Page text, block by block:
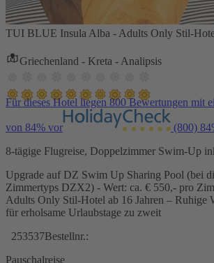
TUI BLUE Insula Alba - Adults Only Stil-
Griechenland - Kreta - Analipsis
Für dieses Hotel liegen 800 Bewertungen mit
von 84% vor (800)
8-tägige Flugreise, Doppelzimmer Swim-Up
Upgrade auf DZ Swim Up Sharing Pool (bei
Zimmertyps DZX2) - Wert: ca. € 550,- pro
Adults Only Stil-Hotel ab 16 Jahren – Ruhige
für erholsame Urlaubstage zu zweit
253537Bestellnr.:
Pauschalreise